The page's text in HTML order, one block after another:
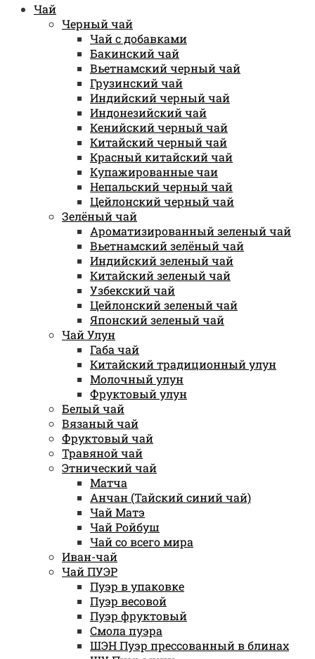
Чай
Черный чай
Чай с добавками
Бакинский чай
Вьетнамский черный чай
Грузинский чай
Индийский черный чай
Индонезийский чай
Кенийский черный чай
Китайский черный чай
Красный китайский чай
Купажированные чаи
Непальский черный чай
Цейлонский черный чай
Зелёный чай
Ароматизированный зеленый чай
Вьетнамский зелёный чай
Индийский зеленый чай
Китайский зеленый чай
Узбекский чай
Цейлонский зеленый чай
Японский зеленый чай
Чай Улун
Габа чай
Китайский традиционный улун
Молочный улун
Фруктовый улун
Белый чай
Вязаный чай
Фруктовый чай
Травяной чай
Этнический чай
Матча
Анчан (Тайский синий чай)
Чай Матэ
Чай Ройбуш
Чай со всего мира
Иван-чай
Чай ПУЭР
Пуэр в упаковке
Пуэр весовой
Пуэр фруктовый
Смола пуэра
ШЭН Пуэр прессованный в блинах